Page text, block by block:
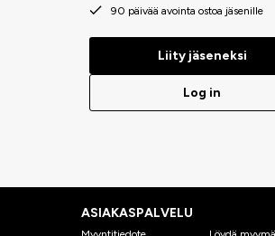
90 päivää avointa ostoa jäsenille
Liity jäseneksi
Log in
ASIAKASPALVELU